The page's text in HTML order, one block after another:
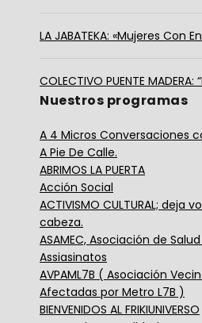
LA JABATEKA: «Mujeres Con
COLECTIVO PUENTE MADERA:
Nuestros programas
A 4 Micros Conversaciones
A Pie De Calle.
ABRIMOS LA PUERTA
Acción Social
ACTIVISMO CULTURAL; deja
cabeza.
ASAMEC, Asociación de
Assiasinatos
AVPAML7B ( Asociación
Afectadas por Metro L7B )
BIENVENIDOS AL FRIKIUNIVERSO